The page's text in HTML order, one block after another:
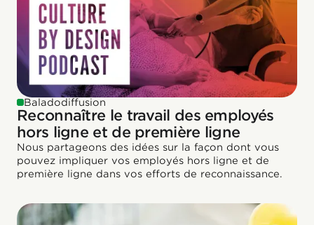
Baladodiffusion
Reconnaître le travail des employés
hors ligne et de première ligne
Nous partageons des idées sur la façon dont vous
pouvez impliquer vos employés hors ligne et de
première ligne dans vos efforts de reconnaissance.